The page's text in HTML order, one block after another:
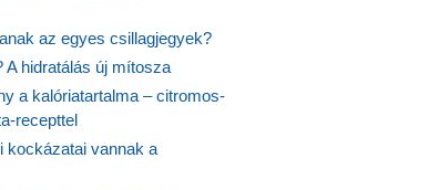
az egyes csillagjegyek?
hidratálás új mítosza
a kalóriatartalma – citromos-
recepttel
kockázatai vannak a